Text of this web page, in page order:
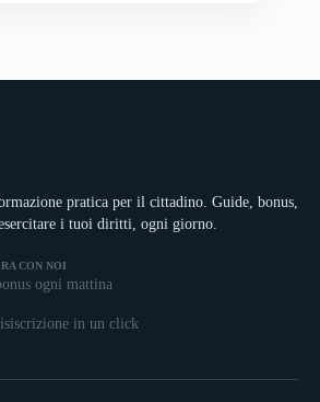
pratica per il cittadino. Guide, bonus,
i tuoi diritti, ogni giorno.
CON NOI
ogni mattina
in un click